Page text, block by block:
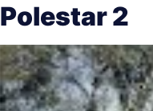
Polestar 2